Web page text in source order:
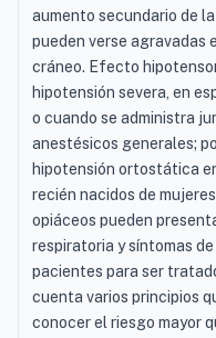
aumento secundario de
pueden verse agravadas
cráneo. Efecto
hipotensión severa, en
o cuando se administra
anestésicos generales;
hipotensión ortostática
recién nacidos de
opiáceos pueden
respiratoria y síntomas
pacientes para ser
cuenta varios principios
conocer el riesgo mayor